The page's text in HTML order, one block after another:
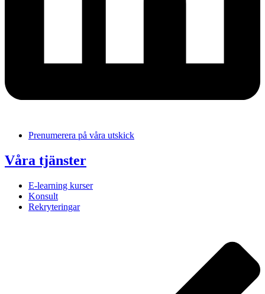
Prenumerera på våra utskick
Våra tjänster
E-learning kurser
Konsult
Rekryteringar